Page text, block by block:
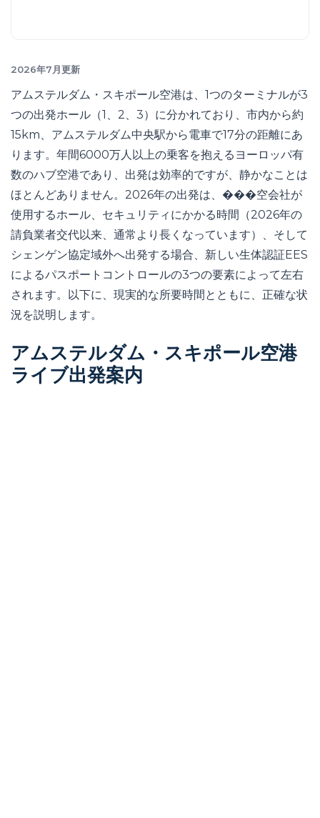
2026年7月更新
アムステルダム・スキポール空港は、1つのターミナルが3
つの出発ホール（1、2、3）に分かれており、市内から約
15km、アムステルダム中央駅から電車で17分の距離にあ
ります。年間6000万人以上の乗客を抱えるヨーロッパ有
数のハブ空港であり、出発は効率的ですが、静かなことは
ほとんどありません。2026年の出発は、���空会社が
使用するホール、セキュリティにかかる時間（2026年の
請負業者交代以来、通常より長くなっています）、そして
シェンゲン協定域外へ出発する場合、新しい生体認証EES
によるパスポートコントロールの3つの要素によって左右
されます。以下に、現実的な所要時間とともに、正確な状
況を説明します。
アムステルダム・スキポール空港
ライブ出発案内